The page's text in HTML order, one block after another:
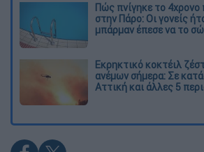
Πώς πνίγηκε το 4χρονο
στην Πάρο: Οι γονείς
μπάρμαν έπεσε να το
Εκρηκτικό κοκτέιλ
ανέμων σήμερα: Σε
Αττική και άλλες 5